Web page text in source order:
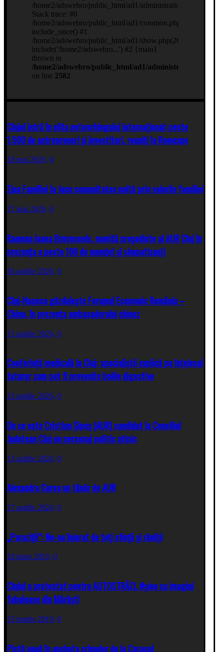
Clujul intră în elita networkingului internațional: peste
1.500 de antreprenori și investitori, reuniți la Romexpo
18 mai 2026, 0
Ziua Familiei la Jucu comunitatea unită prin valorile familiei
17 mai 2026, 0
Ramona Ioana Bruynseels, numită președinte al AUR Cluj în
prezența a peste 100 de membri și simpatizanți
16 aprilie 2026, 0
Cluj-Napoca găzduiește Forumul Economic România –
China, în prezența ambasadorului chinez
15 aprilie 2026, 0
Conferință medicală la Cluj: specialiștii explică pe înțelesul
tuturor cum pot fi prevenite bolile digestive
15 aprilie 2026, 0
De ce este Cristian Şipoş (AUR) candidat la Consiliul
Judetean Cluj un personaj politic atipic
13 aprilie 2024, 0
Alexandru Curea un tânăr de AUR
17 aprilie 2024, 0
„Paraziţii”: Ne-au înjurat de toţi sfinţii şi răniţii
18 iunie 2019, 0
Clujul a protestat pentru AUTOSTRĂZI. #șieu cu imagini
fabuloase din Mărăști
15 martie 2019, 0
Pistă nouă în ancheta crimelor de la Caracal